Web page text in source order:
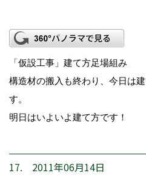
「仮設工事」建て方足場組み
構造材の搬入も終わり、今日は
す。
明日はいよいよ建て方です！
17. 2011年06月14日